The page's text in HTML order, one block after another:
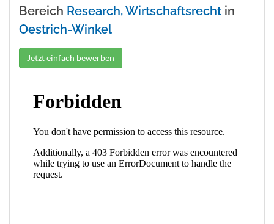
Bereich Research, Wirtschaftsrecht in
Oestrich-Winkel
Jetzt einfach bewerben